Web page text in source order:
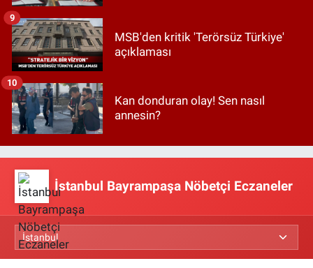
MSB'den kritik 'Terörsüz Türkiye'
açıklaması
9
Kan donduran olay! Sen nasıl
annesin?
10
İstanbul Bayrampaşa Nöbetçi Eczaneler